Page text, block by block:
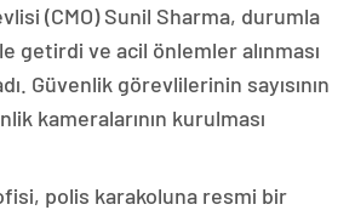
(CMO) Sunil Sharma, durumla
getirdi ve acil önlemler alınması
Güvenlik görevlilerinin sayısının
kameralarının kurulması
polis karakoluna resmi bir